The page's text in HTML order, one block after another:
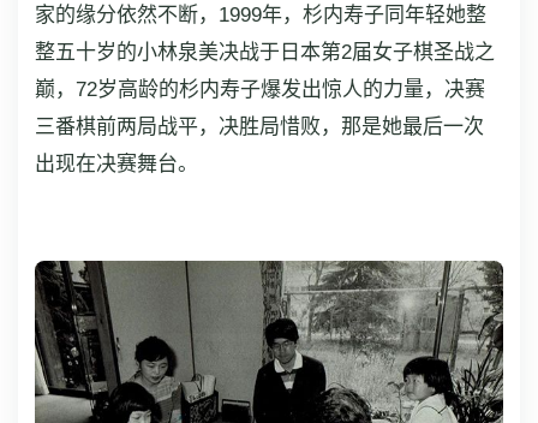
家的缘分依然不断，1999年，杉内寿子同年轻她整
整五十岁的小林泉美决战于日本第2届女子棋圣战之
巅，72岁高龄的杉内寿子爆发出惊人的力量，决赛
三番棋前两局战平，决胜局惜败，那是她最后一次
出现在决赛舞台。